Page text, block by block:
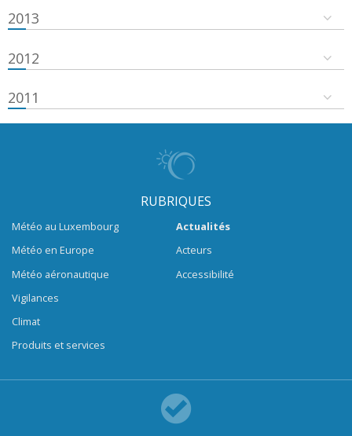
2013
2012
2011
RUBRIQUES
Météo au Luxembourg
Météo en Europe
Météo aéronautique
Vigilances
Climat
Produits et services
Actualités
Acteurs
Accessibilité